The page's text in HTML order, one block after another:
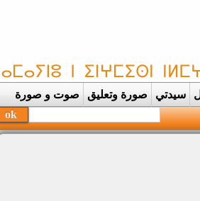
سيدتي صورة وتعليق صوت و صورة